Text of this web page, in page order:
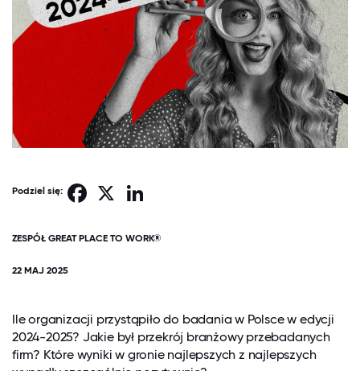
Podziel się: Facebook
ZESPÓŁ GREAT PLACE TO WORK®
22 MAJ 2025
Ile organizacji przystąpiło do badania w Polsce w edycji
2024-2025? Jakie był przekrój branżowy przebadanych
firm? Które wyniki w gronie najlepszych z najlepszych